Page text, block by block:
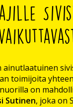
ainutlaatuinen
toimijoita
on
Sutinen, joka on